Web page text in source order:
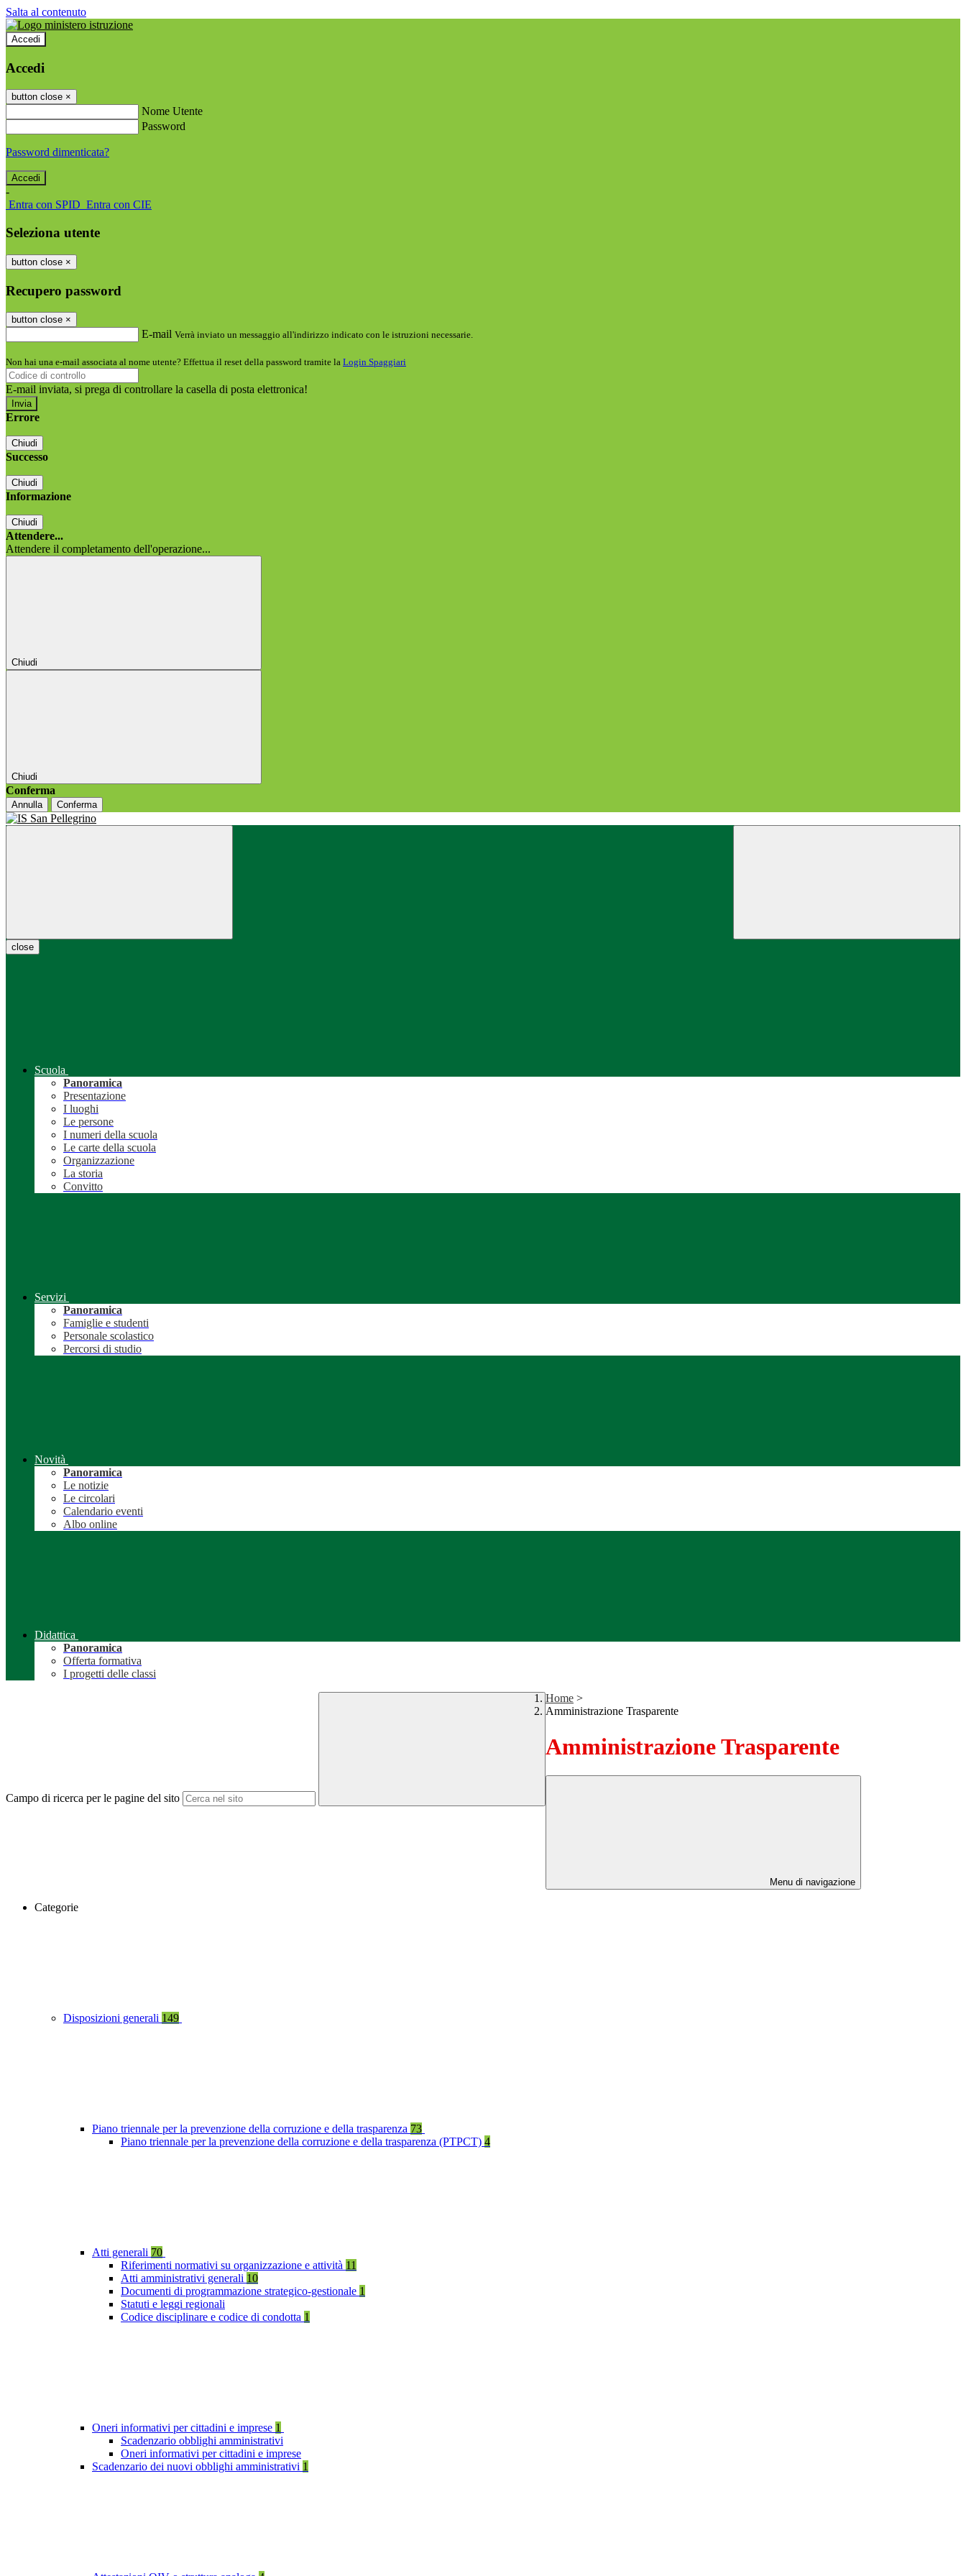
Salta al contenuto
Accedi
Accedi
button close ×
Nome Utente
Password
Password dimenticata?
-
Entra con SPID Entra con CIE
Seleziona utente
button close ×
Recupero password
button close ×
E-mail Verrà inviato un messaggio all'indirizzo indicato con le istruzioni necessarie.
Non hai una e-mail associata al nome utente? Effettua il reset della password tramite la Login Spaggiari
E-mail inviata, si prega di controllare la casella di posta elettronica!
Errore
Chiudi
Successo
Chiudi
Informazione
Chiudi
Attendere...
Attendere il completamento dell'operazione...
Chiudi
Chiudi
Conferma
Annulla Conferma
close
Scuola
Panoramica
Presentazione
I luoghi
Le persone
I numeri della scuola
Le carte della scuola
Organizzazione
La storia
Convitto
Servizi
Panoramica
Famiglie e studenti
Personale scolastico
Percorsi di studio
Novità
Panoramica
Le notizie
Le circolari
Calendario eventi
Albo online
Didattica
Panoramica
Offerta formativa
I progetti delle classi
Campo di ricerca per le pagine del sito
Home >
Amministrazione Trasparente
Amministrazione Trasparente
Menu di navigazione
Categorie
Disposizioni generali 149
Piano triennale per la prevenzione della corruzione e della trasparenza 73
Piano triennale per la prevenzione della corruzione e della trasparenza (PTPCT) 4
Atti generali 70
Riferimenti normativi su organizzazione e attività 11
Atti amministrativi generali 10
Documenti di programmazione strategico-gestionale 1
Statuti e leggi regionali
Codice disciplinare e codice di condotta 1
Oneri informativi per cittadini e imprese 1
Scadenzario obblighi amministrativi
Oneri informativi per cittadini e imprese
Scadenzario dei nuovi obblighi amministrativi 1